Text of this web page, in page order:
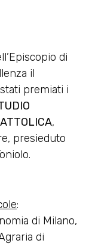
di
il
premiati i
,
presieduto
:
di Milano,
di